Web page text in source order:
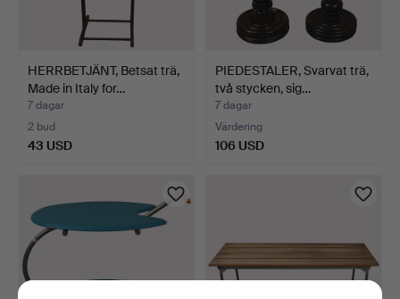
HERRBETJÄNT, Betsat trä,
Made in Italy for…
7 dagar
2 bud
43 USD
PIEDESTALER, Svarvat trä,
två stycken, sig…
7 dagar
Värdering
106 USD